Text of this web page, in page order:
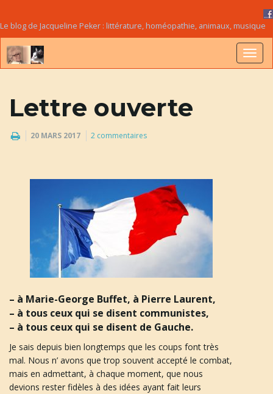
Le blog de Jacqueline Peker : littérature, homéopathie, animaux, musique
Lettre ouverte
20 MARS 2017 2 commentaires
– à Marie-George Buffet, à Pierre Laurent,
– à tous ceux qui se disent communistes,
– à tous ceux qui se disent de Gauche.
Je sais depuis bien longtemps que les coups font très
mal. Nous n’ avons que trop souvent accepté le combat,
mais en admettant, à chaque moment, que nous
devions rester fidèles à des idées ayant fait leurs